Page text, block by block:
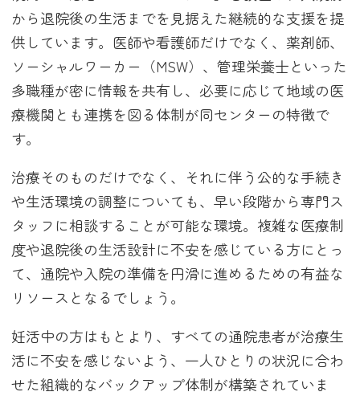
から退院後の生活までを見据えた継続的な支援を提
供しています。医師や看護師だけでなく、薬剤師、
ソーシャルワーカー（MSW）、管理栄養士といった
多職種が密に情報を共有し、必要に応じて地域の医
療機関とも連携を図る体制が同センターの特徴で
す。
治療そのものだけでなく、それに伴う公的な手続き
や生活環境の調整についても、早い段階から専門ス
タッフに相談することが可能な環境。複雑な医療制
度や退院後の生活設計に不安を感じている方にとっ
て、通院や入院の準備を円滑に進めるための有益な
リソースとなるでしょう。
妊活中の方はもとより、すべての通院患者が治療生
活に不安を感じないよう、一人ひとりの状況に合わ
せた組織的なバックアップ体制が構築されていま